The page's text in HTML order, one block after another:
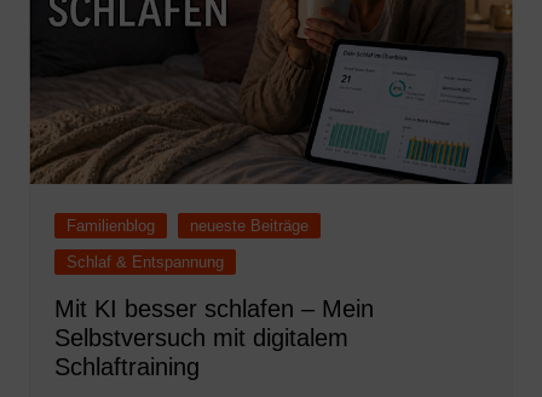
Familienblog
neueste Beiträge
Schlaf & Entspannung
Mit KI besser schlafen – Mein
Selbstversuch mit digitalem
Schlaftraining